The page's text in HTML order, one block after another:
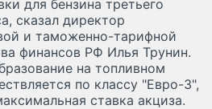
для бензина третьего
сказал директор
и таможенно-тарифной
финансов РФ Илья Трунин.
на топливном
по классу "Евро-3",
ставка акциза.